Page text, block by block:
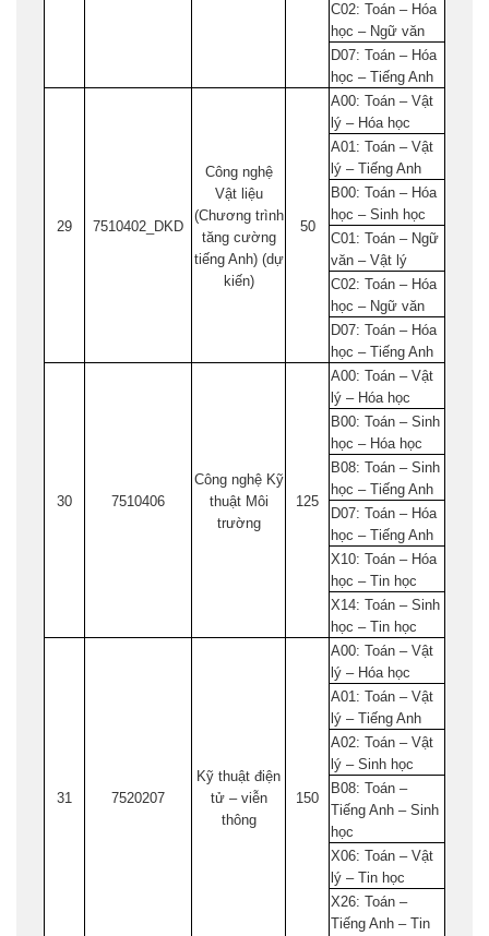
C02: Toán – Hóa
học – Ngữ văn
D07: Toán – Hóa
học – Tiếng Anh
29 7510402_DKD
Công nghệ
Vật liệu
(Chương trình
tăng cường
tiếng Anh) (dự
kiến)
50
A00: Toán – Vật
lý – Hóa học
A01: Toán – Vật
lý – Tiếng Anh
B00: Toán – Hóa
học – Sinh học
C01: Toán – Ngữ
văn – Vật lý
C02: Toán – Hóa
học – Ngữ văn
D07: Toán – Hóa
học – Tiếng Anh
30 7510406
Công nghệ Kỹ
thuật Môi
trường
125
A00: Toán – Vật
lý – Hóa học
B00: Toán – Sinh
học – Hóa học
B08: Toán – Sinh
học – Tiếng Anh
D07: Toán – Hóa
học – Tiếng Anh
X10: Toán – Hóa
học – Tin học
X14: Toán – Sinh
học – Tin học
31 7520207
Kỹ thuật điện
tử – viễn
thông
150
A00: Toán – Vật
lý – Hóa học
A01: Toán – Vật
lý – Tiếng Anh
A02: Toán – Vật
lý – Sinh học
B08: Toán –
Tiếng Anh – Sinh
học
X06: Toán – Vật
lý – Tin học
X26: Toán –
Tiếng Anh – Tin